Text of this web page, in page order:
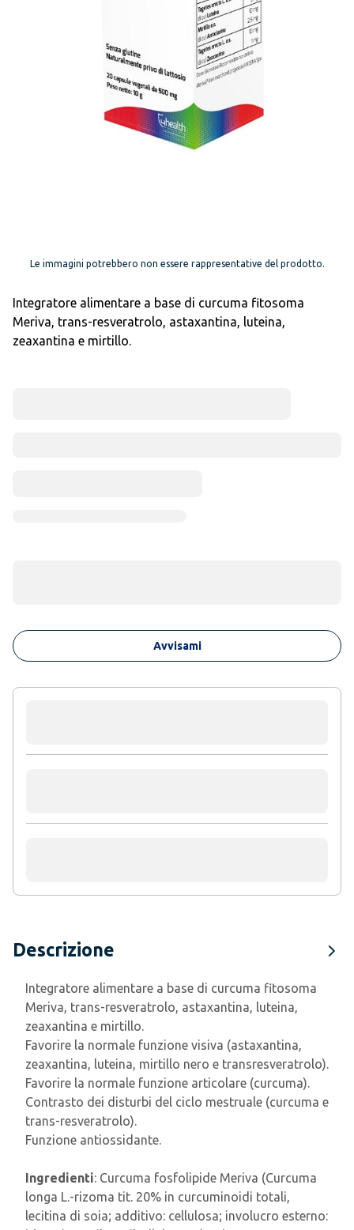
Le immagini potrebbero non essere rappresentative del prodotto.
Integratore alimentare a base di curcuma fitosoma
Meriva, trans-resveratrolo, astaxantina, luteina,
zeaxantina e mirtillo.
Avvisami
Descrizione
Integratore alimentare a base di curcuma fitosoma
Meriva, trans-resveratrolo, astaxantina, luteina,
zeaxantina e mirtillo.
Favorire la normale funzione visiva (astaxantina,
zeaxantina, luteina, mirtillo nero e transresveratrolo).
Favorire la normale funzione articolare (curcuma).
Contrasto dei disturbi del ciclo mestruale (curcuma e
trans-resveratrolo).
Funzione antiossidante.
Ingredienti: Curcuma fosfolipide Meriva (Curcuma
longa L.-rizoma tit. 20% in curcuminoidi totali,
lecitina di soia; additivo: cellulosa; involucro esterno: